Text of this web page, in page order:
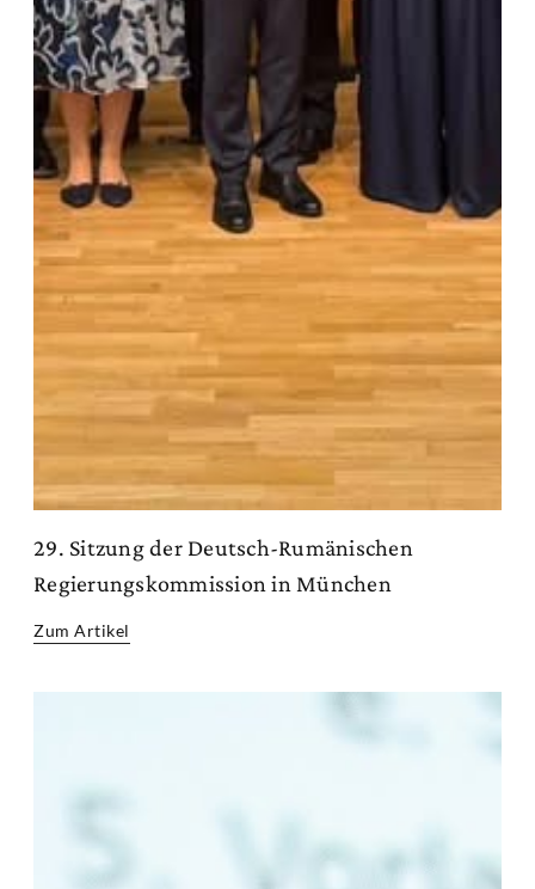
29. Sitzung der Deutsch-Rumänischen
Regierungskommission in München
Zum Artikel